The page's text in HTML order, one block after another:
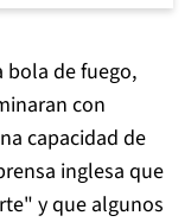
bola de fuego,
con
capacidad de
inglesa que
y que algunos